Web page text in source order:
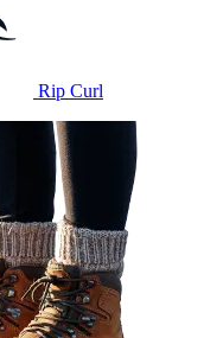
Rip Curl